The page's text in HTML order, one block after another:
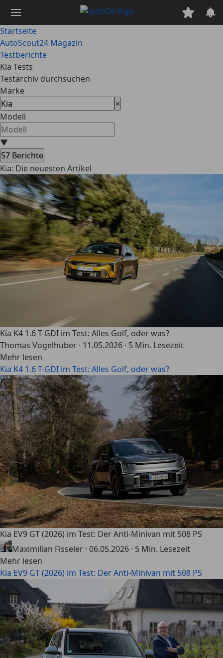
Hauptinhalt
springen
Startseite
AutoScout24 Magazin
Testberichte
Kia Tests
Testarchiv durchsuchen
Marke
×
Modell
▼
57 Berichte
Kia: Die neuesten Artikel
Kia K4 1.6 T-GDI im Test: Alles Golf, oder was?
Thomas Vogelhuber · 11.05.2026 · 5 Min. Lesezeit
Mehr lesen
Kia K4 1.6 T-GDI im Test: Alles Golf, oder was?
Kia EV9 GT (2026) im Test: Der Anti-Minivan mit 508 PS
Maximilian Fisseler · 06.05.2026 · 5 Min. Lesezeit
Mehr lesen
Kia EV9 GT (2026) im Test: Der Anti-Minivan mit 508 PS